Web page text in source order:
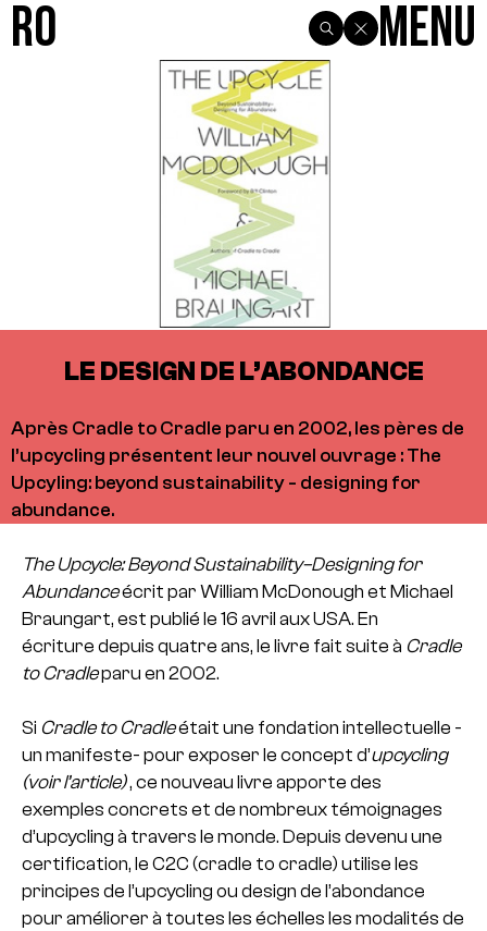
R0 Menu
LE DESIGN DE L’ABONDANCE
Après Cradle to Cradle paru en 2002, les pères de
l’upcycling présentent leur nouvel ouvrage : The
Upcyling: beyond sustainability - designing for
abundance.
The Upcycle: Beyond Sustainability–Designing for
Abundanceécrit par William McDonough et Michael
Braungart, est publié le 16 avril aux USA. En
écriture depuis quatre ans, le livre fait suite à Cradle
to Cradleparu en 2002.
Si Cradle to Cradleétait une fondation intellectuelle -
un manifeste- pour exposer le concept d’upcycling
(voir l’article), ce nouveau livre apporte des
exemples concrets et de nombreux témoignages
d’upcycling à travers le monde. Depuis devenu une
certification, le C2C (cradle to cradle) utilise les
principes de l’upcycling ou design de l’abondance
pour améliorer à toutes les échelles les modalités de